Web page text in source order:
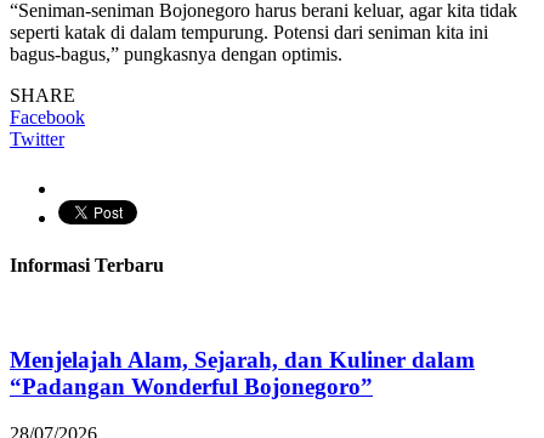
“Seniman-seniman Bojonegoro harus berani keluar, agar kita tidak
seperti katak di dalam tempurung. Potensi dari seniman kita ini
bagus-bagus,” pungkasnya dengan optimis.
SHARE
Facebook
Twitter
Informasi Terbaru
Menjelajah Alam, Sejarah, dan Kuliner dalam
“Padangan Wonderful Bojonegoro”
28/07/2026